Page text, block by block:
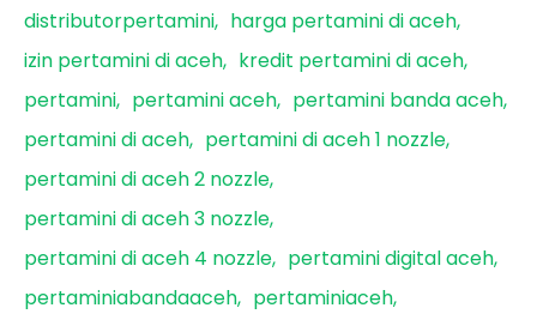
distributorpertamini
harga pertamini di aceh
izin pertamini di aceh
kredit pertamini di aceh
pertamini
pertamini aceh
pertamini banda aceh
pertamini di aceh
pertamini di aceh 1 nozzle
pertamini di aceh 2 nozzle
pertamini di aceh 3 nozzle
pertamini di aceh 4 nozzle
pertamini digital aceh
pertaminiabandaaceh
pertaminiaceh